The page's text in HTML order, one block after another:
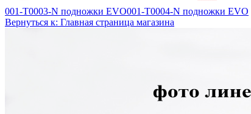
001-T0003-N подножки EVO001-T0004-N подножки EVO
Вернуться к: Главная страница магазина